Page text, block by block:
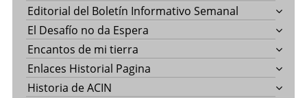
Editorial del Boletín Informativo Semanal
El Desafío no da Espera
Encantos de mi tierra
Enlaces Historial Pagina
Historia de ACIN